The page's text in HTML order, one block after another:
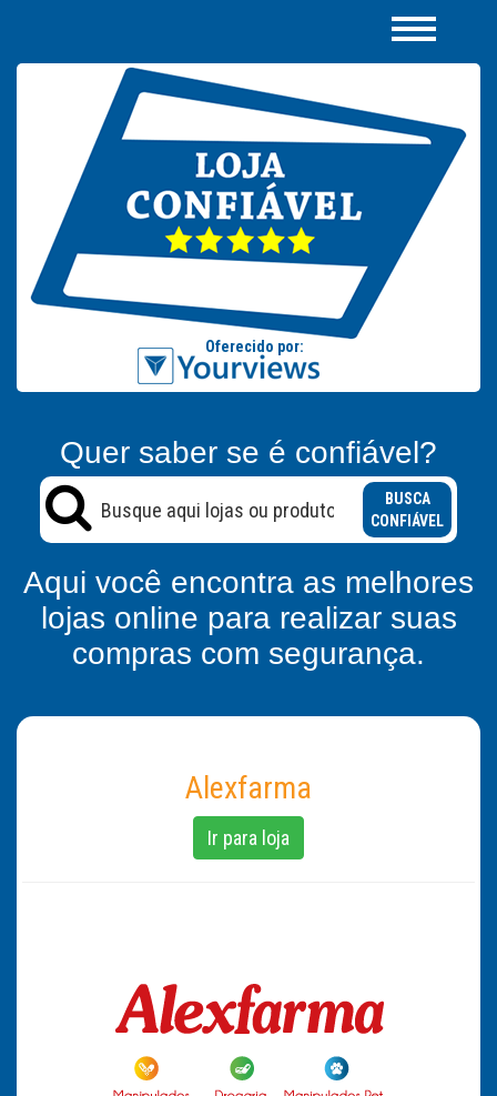
Quer saber se é confiável?
BUSCA
CONFIÁVEL
Aqui você encontra as melhores
lojas online para realizar suas
compras com segurança.
Alexfarma
Ir para loja